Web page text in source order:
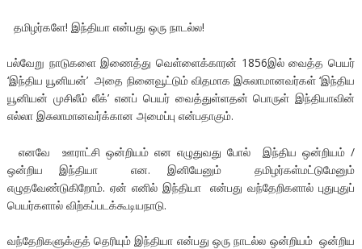
தமிழர்களே! இந்தியா என்பது ஒரு நாடல்ல!
பல்வேறு நாடுகளை இணைத்து வெள்ளைக்காரன் 1856இல் வைத்த பெயர்
‘இந்திய யூனியன்’ அதை நினைவூட்டும் விதமாக இசுலாமானவர்கள் ‘இந்திய
யூனியன் முசிலீம் லீக்’ எனப் பெயர் வைத்துள்ளதன் பொருள் இந்தியாவின்
எல்லா இசுலாமானவர்க்கான அமைப்பு என்பதாகும்.
எனவே ஊராட்சி ஒன்றியம் என எழுதுவது போல் இந்திய ஒன்றியம் /
ஒன்றிய இந்தியா என. இனியேனும் தமிழர்கள்மட்டுமேனும்
எழுதவேண்டுகிறோம். ஏன் எனில் இந்தியா என்பது வந்தேறிகளால் புதுபுதுப்
பெயர்களால் விற்கப்படக்கூடியநாடு.
வந்தேறிகளுக்குத் தெரியும் இந்தியா என்பது ஒரு நாடல்ல ஒன்றியம் ஒன்றிய